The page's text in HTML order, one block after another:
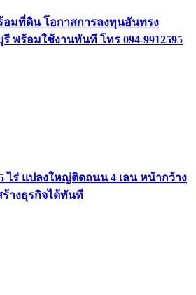
มที่ดิน โอกาสการลงทุนอันทรง
พร้อมใช้งานทันที โทร 094-9912595
ไร่ แปลงใหญ่ติดถนน 4 เลน หน้ากว้าง
ร้างธุรกิจได้ทันที